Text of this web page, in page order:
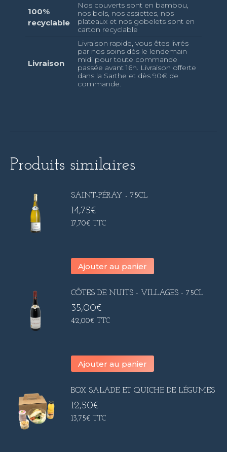
100%
recyclable
Nos couverts sont en bambou,
nos bols, nos assiettes, nos
plateaux et nos gobelets sont en
carton recyclable
Livraison
Livraison rapide, vous êtes livrés
par nos soins dès le lendemain
midi pour toute commande
passée avant 16h. Livraison offerte
dans la Sarthe et dès 90€ de
commande.
Produits similaires
SAINT-PÉRAY - 75CL
14,75€
17,70€ TTC
Ajouter au panier
CÔTES DE NUITS - VILLAGES - 75CL
35,00€
42,00€ TTC
Ajouter au panier
BOX SALADE ET QUICHE DE LÉGUMES
12,50€
13,75€ TTC